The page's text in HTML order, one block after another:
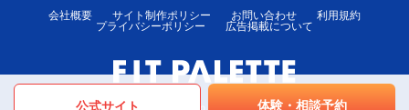
公式サイト 体験・相談予約
会社概要 サイト制作ポリシー お問い合わせ
利用規約
プライバシーポリシー
広告掲載について
© LOTTE MediPalette Co.,Ltd. All rights reserved.